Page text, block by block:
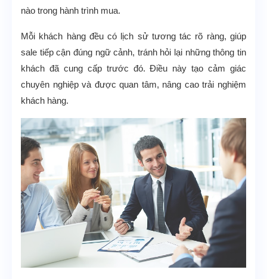
nào trong hành trình mua.
Mỗi khách hàng đều có lịch sử tương tác rõ ràng, giúp
sale tiếp cận đúng ngữ cảnh, tránh hỏi lại những thông tin
khách đã cung cấp trước đó. Điều này tạo cảm giác
chuyên nghiệp và được quan tâm, nâng cao trải nghiệm
khách hàng.